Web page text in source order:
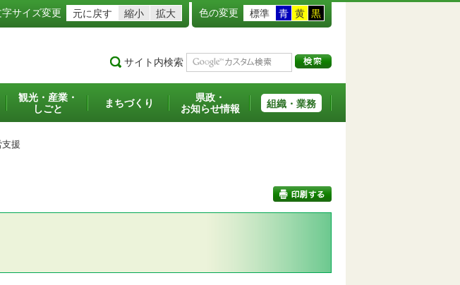
字サイズ変更 元に戻す 縮小 拡大 色の変更 標準 青 黄 黒
サイト内検索
観光・産業・
しごと
まちづくり
県政・
お知らせ情報
組織・業務
援